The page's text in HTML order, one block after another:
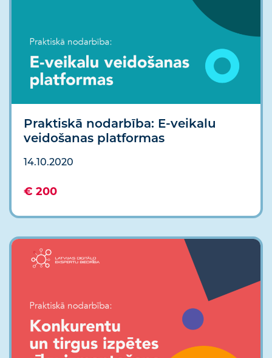
Praktiskā nodarbība: E-veikalu
veidošanas platformas
14.10.2020
€ 200